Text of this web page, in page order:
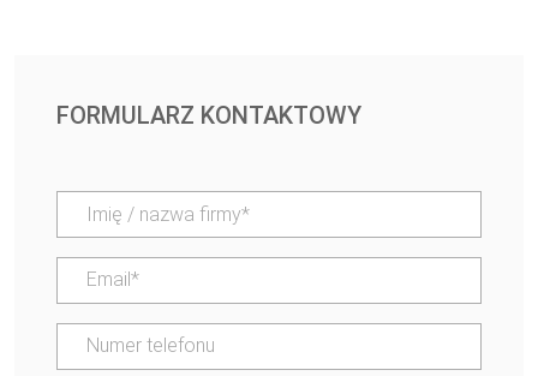
FORMULARZ KONTAKTOWY